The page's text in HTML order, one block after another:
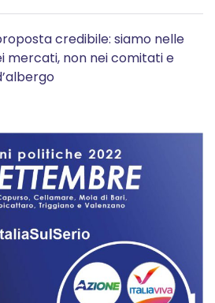
credibile: siamo nelle
mercati, non nei comitati e